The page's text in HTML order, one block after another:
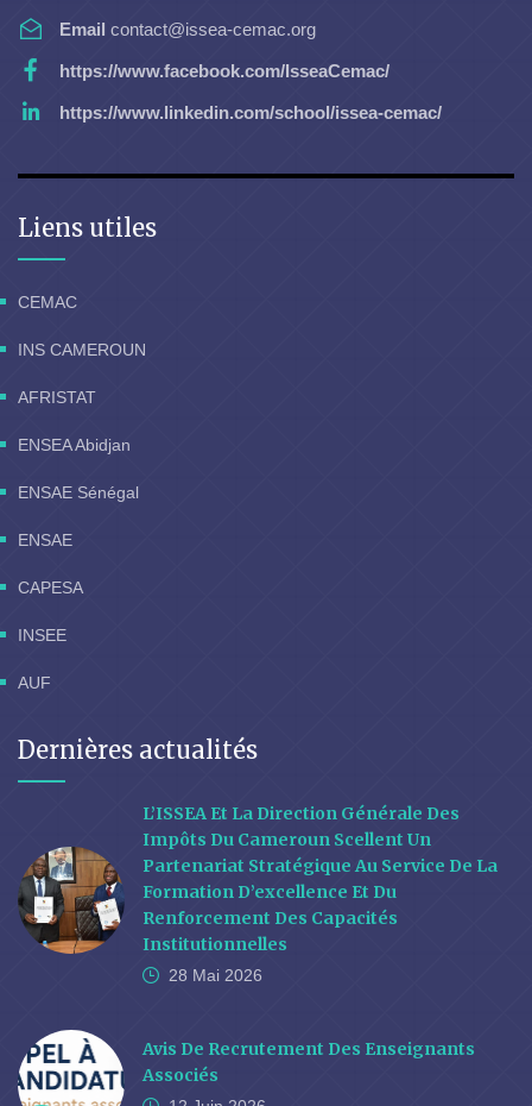
Email contact@issea-cemac.org
https://www.facebook.com/IsseaCemac/
https://www.linkedin.com/school/issea-cemac/
Liens utiles
CEMAC
INS CAMEROUN
AFRISTAT
ENSEA Abidjan
ENSAE Sénégal
ENSAE
CAPESA
INSEE
AUF
Dernières actualités
L’ISSEA Et La Direction Générale Des
Impôts Du Cameroun Scellent Un
Partenariat Stratégique Au Service De La
Formation D’excellence Et Du
Renforcement Des Capacités
Institutionnelles
28 Mai 2026
Avis De Recrutement Des Enseignants
Associés